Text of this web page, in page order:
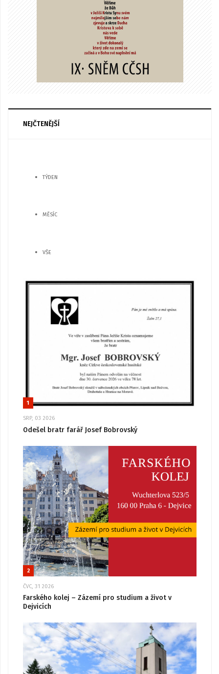
NEJČTENĚJŠÍ
TÝDEN
MĚSÍC
VŠE
1
SRP, 03 2026
Odešel bratr farář Josef Bobrovský
2
ČVC, 31 2026
Farského kolej – Zázemí pro studium a život v
Dejvicích